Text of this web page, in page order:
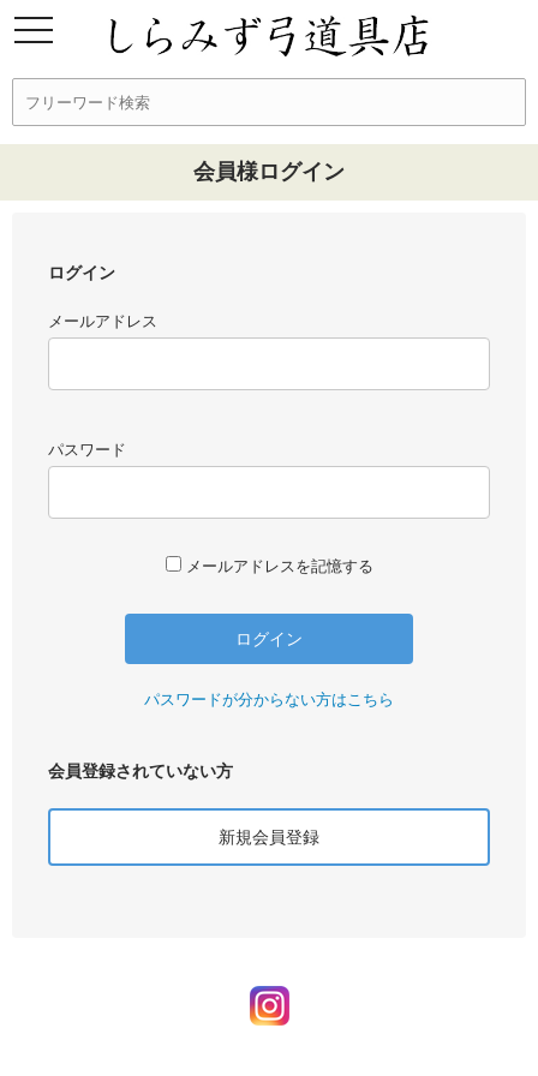
会員様ログイン
ログイン
メールアドレス
パスワード
メールアドレスを記憶する
パスワードが分からない方はこちら
会員登録されていない方